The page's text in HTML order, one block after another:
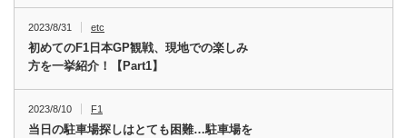
2023/8/31 etc
初めてのF1日本GP観戦、現地での楽しみ
方を一挙紹介！【Part1】
2023/8/10 F1
当日の駐車場探しはとても困難…駐車場を